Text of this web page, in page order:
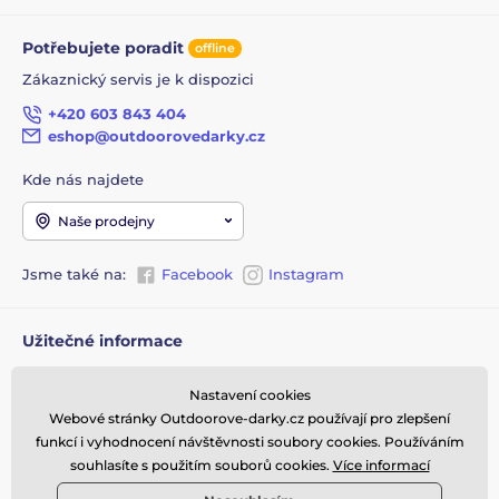
Tento titul je nezbytnou četbou pro všechny, kteří se
aby se podobné tragédie už neopakovaly. Také proto
autoři založili webové stránky www.lavinyvcesku.cz.
Počet stran:
Formát knihy:
Vázaná s laminovaným potahem
Potřebujete poradit offline
Zákaznický servis je k dispozici
+420 603 843 404
eshop@outdoorovedarky.cz
Kde nás najdete
Naše prodejny
Jsme také na: Facebook Instagram
Užitečné informace
Doprava zboží z eshopu k
vám
Vrácení a výměna zboží
Reklamace
Nastavení cookies
Webové stránky Outdoorove-darky.cz používají pro zlepšení
funkcí i vyhodnocení návštěvnosti soubory cookies. Používáním
souhlasíte s použitím souborů cookies. Více informací